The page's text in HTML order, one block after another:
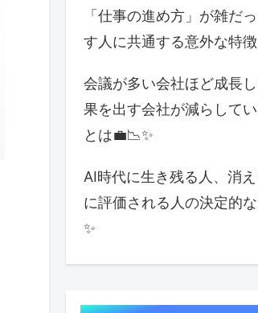
「仕事の進め方」が雑だ
す人に共通する意外な特徴
会議が多い会社ほど成長
果を出す会社が減らして
とは💼📉✨
AI時代に生き残る人、消
に評価される人の決定的
✨